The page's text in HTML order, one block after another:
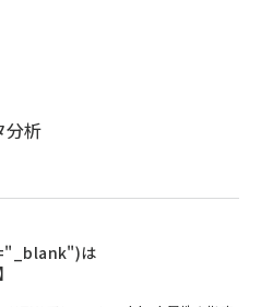
分析
は